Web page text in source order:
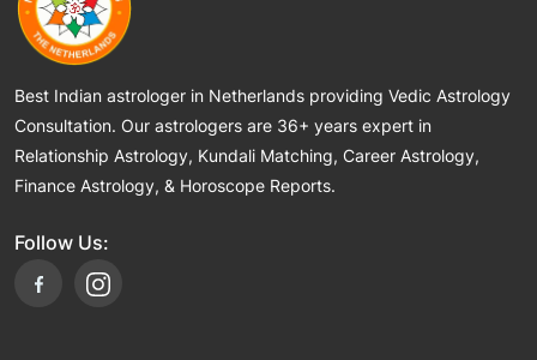
Best Indian astrologer in Netherlands providing Vedic Astrology
Consultation. Our astrologers are 36+ years expert in
Relationship Astrology, Kundali Matching, Career Astrology,
Finance Astrology, & Horoscope Reports.
Follow Us: